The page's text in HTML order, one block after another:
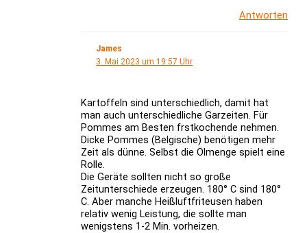
Antworten
James
3. Mai 2023 um 19:57 Uhr
Kartoffeln sind unterschiedlich, damit hat
man auch unterschiedliche Garzeiten. Für
Pommes am Besten frstkochende nehmen.
Dicke Pommes (Belgische) benötigen mehr
Zeit als dünne. Selbst die Ölmenge spielt eine
Rolle.
Die Geräte sollten nicht so große
Zeitunterschiede erzeugen. 180° C sind 180°
C. Aber manche Heißluftfriteusen haben
relativ wenig Leistung, die sollte man
wenigstens 1-2 Min. vorheizen.